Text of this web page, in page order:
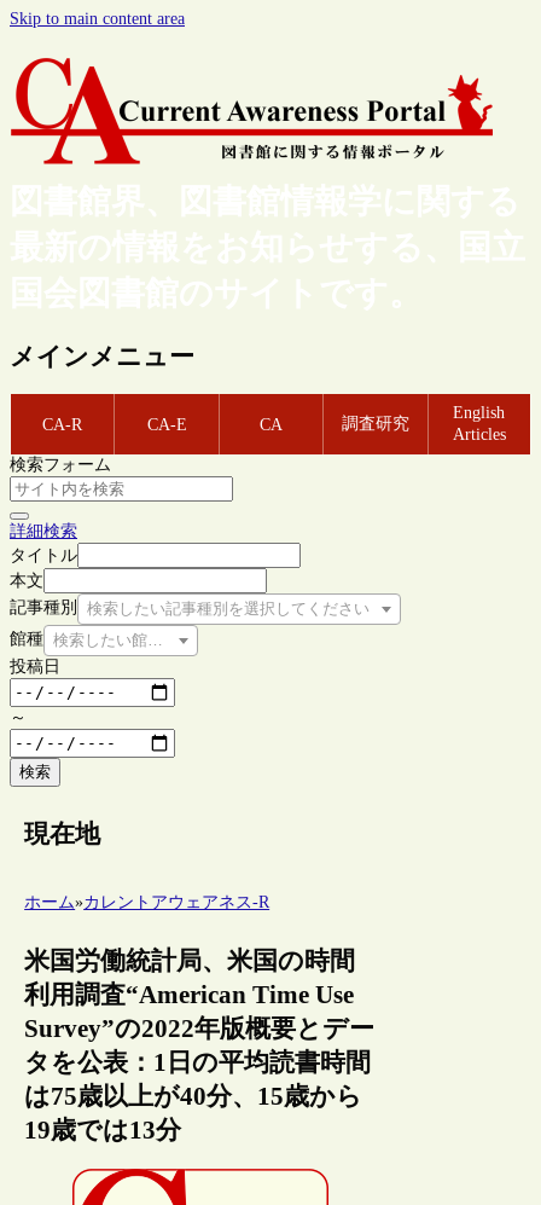
Skip to main content area
図書館界、図書館情報学に関する
最新の情報をお知らせする、国立
国会図書館のサイトです。
メインメニュー
CA-R CA-E CA 調査研究
English
Articles
検索フォーム
詳細検索
タイトル
本文
記事種別
検索したい記事種別を選択してください
館種 検索したい館種を選択してください
投稿日
～
検索
現在地
ホーム»カレントアウェアネス-R
米国労働統計局、米国の時間
利用調査“American Time Use
Survey”の2022年版概要とデー
タを公表：1日の平均読書時間
は75歳以上が40分、15歳から
19歳では13分